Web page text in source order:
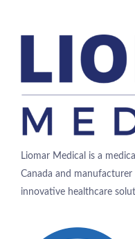
Liomar Medical is a
Canada and
innovative healthcare